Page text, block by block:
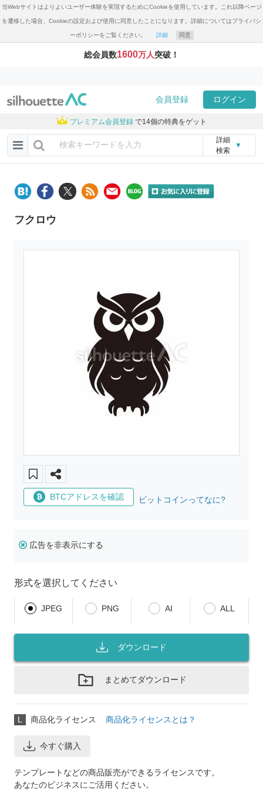
当Webサイトはよりよいユーザー体験を実現するためにCookieを使用しています。これ以降ページ
を遷移した場合、Cookieの設定および使用に同意したことになります。詳細についてはプライバシ
ーポリシーをご覧ください。 詳細 同意
総会員数1600万人突破！
会員登録 ログイン
プレミアム会員登録 で14個の特典をゲット
詳細
検索
▼
フクロウ
BTCアドレスを確認 ビットコインってなに?
広告を非表示にする
形式を選択してください
JPEG PNG AI ALL
ダウンロード
まとめてダウンロード
L 商品化ライセンス 商品化ライセンスとは？
今すぐ購入
テンプレートなどの商品販売ができるライセンスです。
あなたのビジネスにご活用ください。